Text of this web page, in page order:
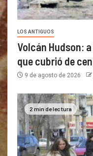
LOS ANTIGUOS
Volcán Hudson:
que cubrió de
9 de agosto de 2026
2 min de lectura